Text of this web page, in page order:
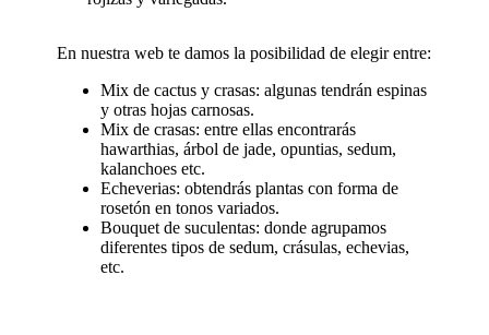
En nuestra web te damos la posibilidad de elegir entre:
Mix de cactus y crasas: algunas tendrán espinas
y otras hojas carnosas.
Mix de crasas: entre ellas encontrarás
hawarthias, árbol de jade, opuntias, sedum,
kalanchoes etc.
Echeverias: obtendrás plantas con forma de
rosetón en tonos variados.
Bouquet de suculentas: donde agrupamos
diferentes tipos de sedum, crásulas, echevias,
etc.